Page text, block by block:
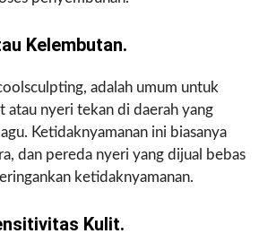
Kelembutan.
adalah umum untuk
atau nyeri tekan di daerah yang
Ketidaknyamanan ini biasanya
dan pereda nyeri yang dijual bebas
ketidaknyamanan.
Kulit.